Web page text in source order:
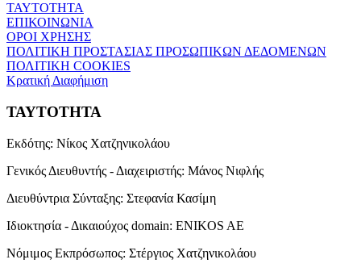
ΤΑΥΤΟΤΗΤΑ
ΕΠΙΚΟΙΝΩΝΙΑ
ΟΡΟΙ ΧΡΗΣΗΣ
ΠΟΛΙΤΙΚΗ ΠΡΟΣΤΑΣΙΑΣ ΠΡΟΣΩΠΙΚΩΝ ΔΕΔΟΜΕΝΩΝ
ΠΟΛΙΤΙΚΗ COOKIES
Κρατική Διαφήμιση
ΤΑΥΤΟΤΗΤΑ
Εκδότης: Νίκος Χατζηνικολάου
Γενικός Διευθυντής - Διαχειριστής: Μάνος Νιφλής
Διευθύντρια Σύνταξης: Στεφανία Κασίμη
Ιδιοκτησία - Δικαιούχος domain: ENIKOS AE
Νόμιμος Εκπρόσωπος: Στέργιος Χατζηνικολάου